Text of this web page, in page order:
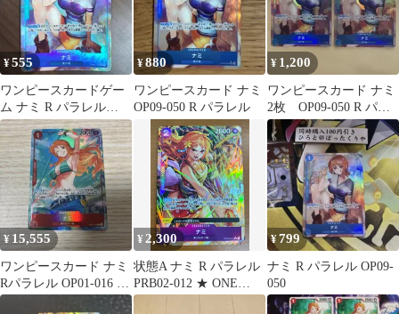
¥555
ワンピースカードゲー
ム ナミ R パラレル
OP09-050
¥880
ワンピースカード ナミ
OP09-050 R パラレル
¥ 1,200
ワンピースカード ナミ
2枚 OP09-050 R パラ
レル
¥ 15,555
ワンピースカード ナミ
Rパラレル OP01-016 ロ
マンスドーン
¥ 2,300
状態A ナミ R パラレル
PRB02-012 ★ ONE
PIECE ワンピースカー
¥799
ナミ R パラレル OP09-
050